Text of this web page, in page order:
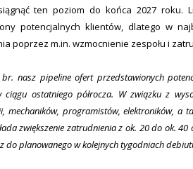
ten poziom do końca 2027 roku.
potencjalnych klientów, dlatego w
poprzez m.in. wzmocnienie zespołu i
nasz pipeline ofert przedstawionych
ostatniego półrocza. W związku z
mechaników, programistów, elektroników, a
zwiększenie zatrudnienia z ok. 20 do ok.
do planowanego w kolejnych tygodniach